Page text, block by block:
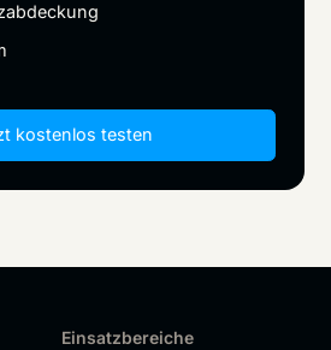
kostenlos testen
Einsatzbereiche